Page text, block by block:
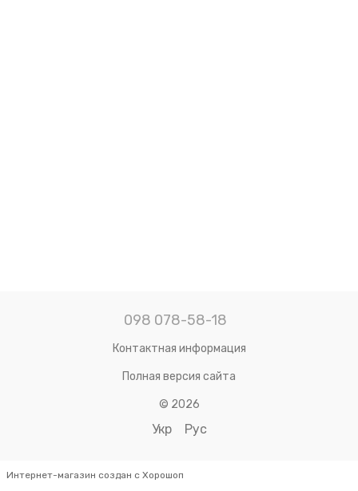
098 078-58-18
Контактная информация
Полная версия сайта
© 2026
Укр Рус
Интернет-магазин создан с Хорошоп